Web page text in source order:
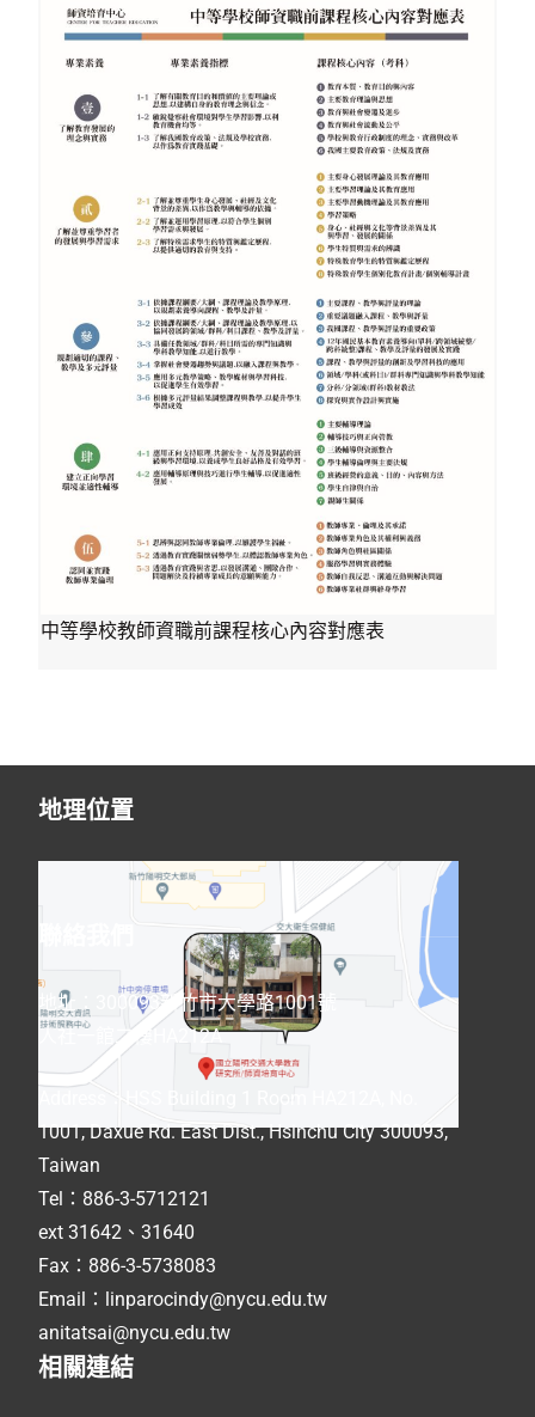
中等學校教師資職前課程核心內容對應表
地理位置
地址：300093新竹市大學路1001號
人社一館二樓HA212A
1001, Daxue Rd. East Dist., Hsinchu City 300093,
Taiwan
Tel：886-3-5712121
ext 31642、31640
Fax：886-3-5738083
Email：linparocindy@nycu.edu.tw
anitatsai@nycu.edu.tw
相關連結